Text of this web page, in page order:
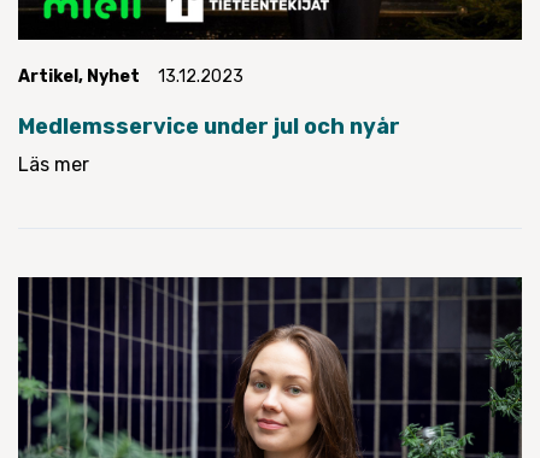
Artikel , Nyhet 13.12.2023
Medlemsservice under jul och nyår
Läs mer